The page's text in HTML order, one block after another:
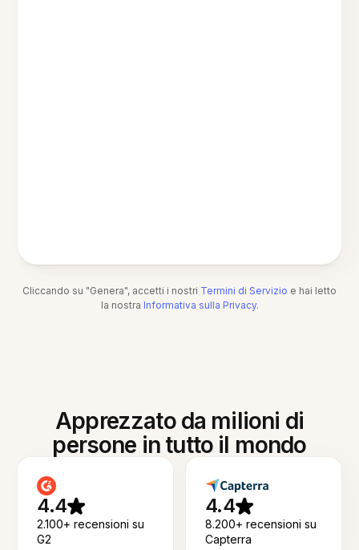
Cliccando su "Genera", accetti i nostri Termini di Servizio e hai letto
la nostra Informativa sulla Privacy.
Apprezzato da milioni di
persone in tutto il mondo
4.4
2.100+ recensioni su
G2
4.4
8.200+ recensioni su
Capterra